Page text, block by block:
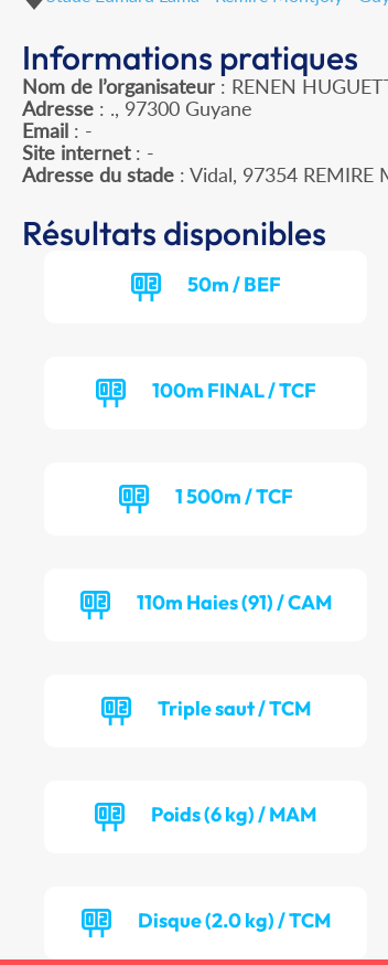
Informations pratiques
Nom de l’organisateur : RENEN
Adresse : ., 97300 Guyane
Email : -
Site internet: -
Adresse du stade : Vidal, 97354 REMIRE
Résultats disponibles
50m / BEF
100m FINAL / TCF
1 500m / TCF
110m Haies (91) / CAM
Triple saut / TCM
Poids (6 kg) / MAM
Disque (2.0 kg) / TCM